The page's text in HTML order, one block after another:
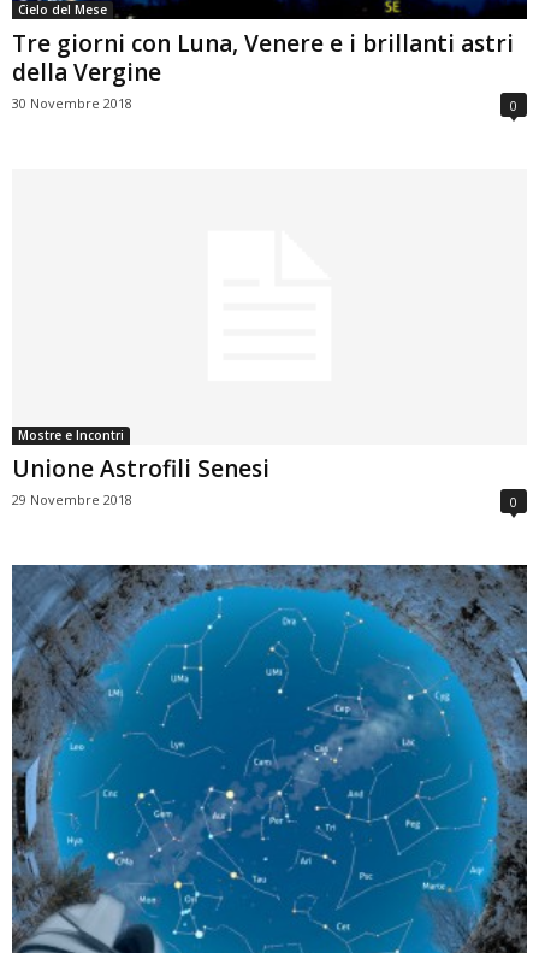
Cielo del Mese
Tre giorni con Luna, Venere e i brillanti astri
della Vergine
30 Novembre 2018 0
Mostre e Incontri
Unione Astrofili Senesi
29 Novembre 2018 0